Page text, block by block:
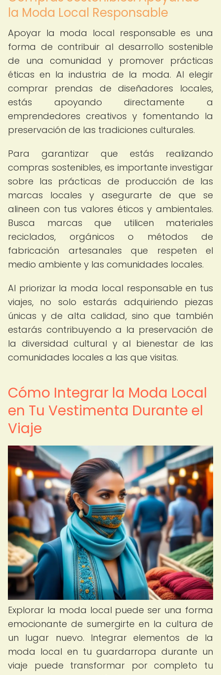
la Moda Local Responsable
Apoyar la moda local responsable es una
forma de contribuir al desarrollo sostenible
de una comunidad y promover prácticas
éticas en la industria de la moda. Al elegir
comprar prendas de diseñadores locales,
estás apoyando directamente a
emprendedores creativos y fomentando la
preservación de las tradiciones culturales.
Para garantizar que estás realizando
compras sostenibles, es importante investigar
sobre las prácticas de producción de las
marcas locales y asegurarte de que se
alineen con tus valores éticos y ambientales.
Busca marcas que utilicen materiales
reciclados, orgánicos o métodos de
fabricación artesanales que respeten el
medio ambiente y las comunidades locales.
Al priorizar la moda local responsable en tus
viajes, no solo estarás adquiriendo piezas
únicas y de alta calidad, sino que también
estarás contribuyendo a la preservación de
la diversidad cultural y al bienestar de las
comunidades locales a las que visitas.
Cómo Integrar la Moda Local
en Tu Vestimenta Durante el
Viaje
Explorar la moda local puede ser una forma
emocionante de sumergirte en la cultura de
un lugar nuevo. Integrar elementos de la
moda local en tu guardarropa durante un
viaje puede transformar por completo tu